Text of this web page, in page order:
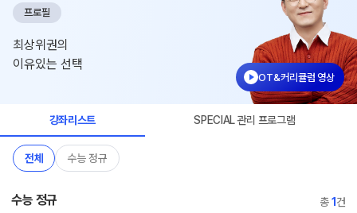
프로필
최상위권의
이유있는 선택
OT&커리큘럼 영상
강좌리스트 SPECIAL 관리 프로그램
전체 수능 정규
수능 정규 총1 건